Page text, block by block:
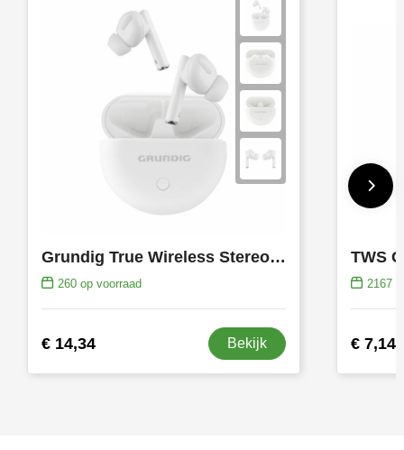
Grundig True Wireless Stereo Earbuds oortjes
260op voorraad
€ 14,34 Bekijk
TWS
2167
€ 7,14